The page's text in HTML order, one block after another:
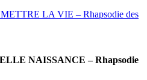
NAISSANCE – Rhapsodie